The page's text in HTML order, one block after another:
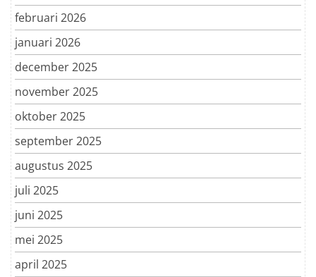
februari 2026
januari 2026
december 2025
november 2025
oktober 2025
september 2025
augustus 2025
juli 2025
juni 2025
mei 2025
april 2025